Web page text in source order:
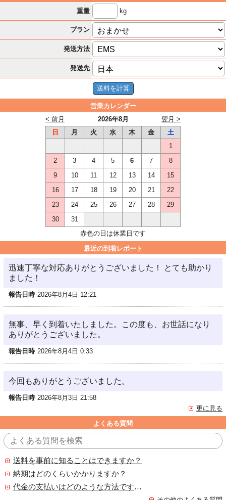
重量
kg
プラン
発送方法
発送先
営業カレンダー
2026年8月
< 前月
翌月 >
日
月 火 水 木 金
土
1
2
3 4 5 6 7
8
9
10 11 12 13 14
15
16
17 18 19 20 21
22
23
24 25 26 27 28
29
30
31
赤色の日は休業日です
最近の到着レポート
迅速丁寧な対応ありがとうございました！ とても助かり
ました！
報告日時 2026年8月4日 12:21
無事、早く到着いたしました。この度も、お世話になり
ありがとうございました。
報告日時 2026年8月4日 0:33
今回もありがとうございました。
報告日時 2026年8月3日 21:58
更に見る
よくある質問
送料を事前に知ることはできますか？
納期はどのくらいかかりますか？
代金の支払いはどのような方法ですか？